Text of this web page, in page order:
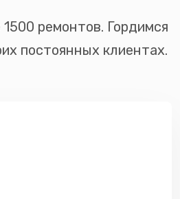
ремонтов. Гордимся
постоянных клиентах.